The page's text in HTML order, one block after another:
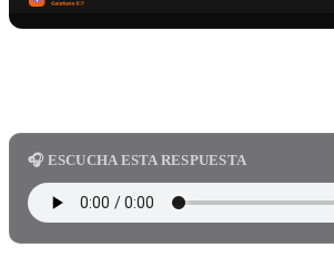
🎧 ESCUCHA ESTA RESPUESTA